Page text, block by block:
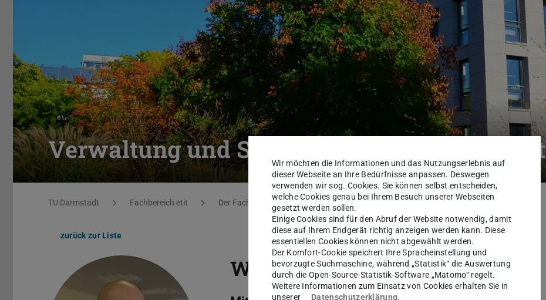
Verwaltung und Service am Fachbereich etit
Sie befinden sich hier:
TU Darmstadt Fachbereich etit Der Fachbereich Verwaltung und Service
zurück zur Liste
Walter Albrecht
Wir möchten die Informationen und das Nutzungserlebnis auf
dieser Webseite an Ihre Bedürfnisse anpassen. Deswegen
verwenden wir sog. Cookies. Sie können selbst entscheiden,
welche Cookies genau bei Ihrem Besuch unserer Webseiten
gesetzt werden sollen.
Einige Cookies sind für den Abruf der Website notwendig, damit
diese auf Ihrem Endgerät richtig anzeigen werden kann. Diese
essentiellen Cookies können nicht abgewählt werden.
Der Komfort-Cookie speichert Ihre Spracheinstellung und
bevorzugte Suchmaschine, während „Statistik“ die Auswertung
durch die Open-Source-Statistik-Software „Matomo“ regelt.
Weitere Informationen zum Einsatz von Cookies erhalten Sie in
unserer
Datenschutzerklärung.